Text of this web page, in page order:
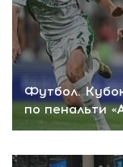
Футбол.
по пенальти